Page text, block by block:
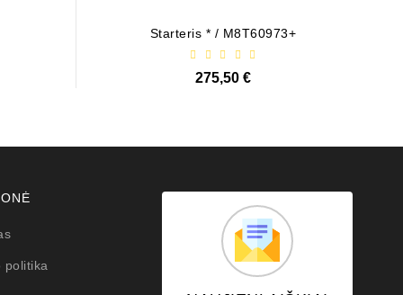
Starteris * / M8T60973+
275,50 €
politika